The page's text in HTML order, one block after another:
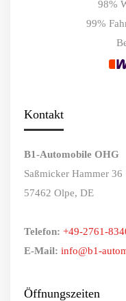
98%
99%
Kontakt
B1-Automobile OHG
Saßmicker Hammer 36
57462 Olpe, DE
Telefon: +49-2761-
E-Mail: info@b1-
Öffnungszeiten